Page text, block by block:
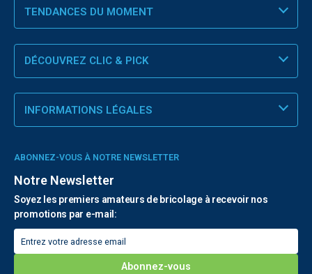
TENDANCES DU MOMENT
DÉCOUVREZ CLIC & PICK
INFORMATIONS LÉGALES
ABONNEZ-VOUS À NOTRE NEWSLETTER
Notre Newsletter
Soyez les premiers amateurs de bricolage à recevoir nos
promotions par e-mail: